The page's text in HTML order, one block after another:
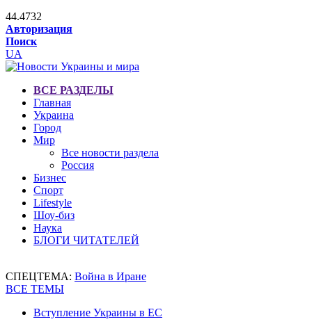
44.4732
Авторизация
Поиск
UA
ВСЕ РАЗДЕЛЫ
Главная
Украина
Город
Мир
Все новости раздела
Россия
Бизнес
Спорт
Lifestyle
Шоу-биз
Наука
БЛОГИ ЧИТАТЕЛЕЙ
СПЕЦТЕМА: Война в Иране
ВСЕ ТЕМЫ
Вступление Украины в ЕС